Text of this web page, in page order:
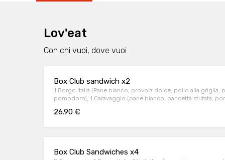
Lov'eat
Con chi vuoi, dove vuoi
Box Club sandwich x2
1 Borgo Italia (Pane bianco, provola dolce, pollo alla griglia,
pomodoro), 1 Caravaggio (pane bianco, pancetta stufata,
26.90 €
Box Club Sandwiches x4